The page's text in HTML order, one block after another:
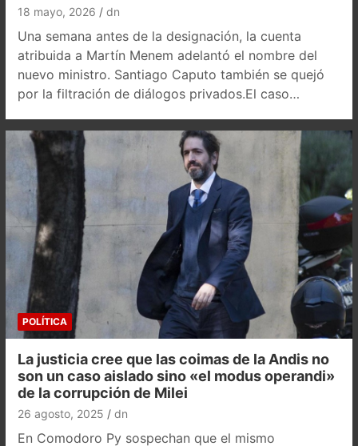
18 mayo, 2026 dn
Una semana antes de la designación, la cuenta
atribuida a Martín Menem adelantó el nombre del
nuevo ministro. Santiago Caputo también se quejó
por la filtración de diálogos privados.El caso…
POLÍTICA
La justicia cree que las coimas de la Andis no
son un caso aislado sino «el modus operandi»
de la corrupción de Milei
26 agosto, 2025 dn
En Comodoro Py sospechan que el mismo